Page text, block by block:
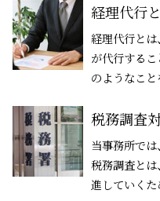
経理代行
経理代行と
が代行する
のようなこ
税務調査
当事務所では
税務調査と
進していく